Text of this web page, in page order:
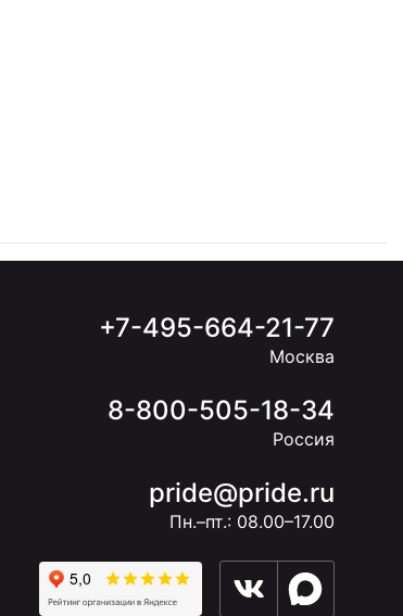
+7-495-664-21-77
Москва
8-800-505-18-34
Россия
pride@pride.ru
Пн.–пт.: 08.00–17.00